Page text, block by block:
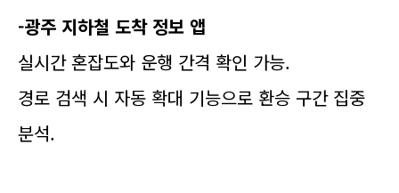
-광주 지하철 도착 정보 앱
실시간 혼잡도와 운행 간격 확인 가능.
경로 검색 시 자동 확대 기능으로 환승 구간 집중
분석.